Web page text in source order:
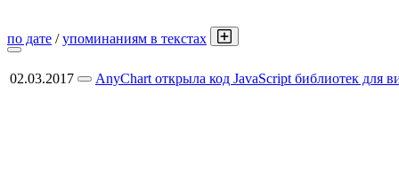
по дате /упоминаниям в текстах
02.03.2017 AnyChart открыла код JavaScript библиотек для